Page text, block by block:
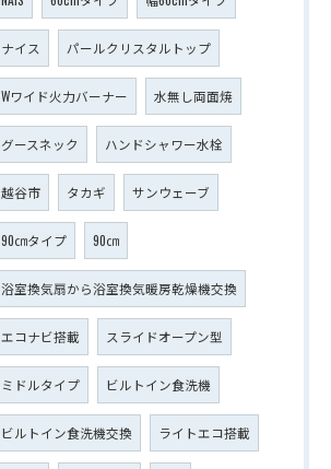
ナイス パールクリスタルトップ
Wワイド火力バーナー 水無し両面焼
グースネック ハンドシャワー水栓
越谷市 タカギ サンウェーブ
90㎝タイプ 90㎝
浴室換気扇から浴室換気暖房乾燥機交換
エコナビ搭載 スライドオープン型
ミドルタイプ ビルトイン食洗機
ビルトイン食洗機交換 ライトエコ搭載